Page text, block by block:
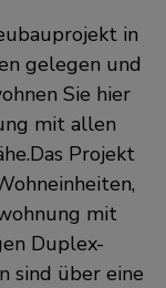
in
gelegen und
Sie hier
mit allen
Projekt
mit
Duplex-
sind über eine